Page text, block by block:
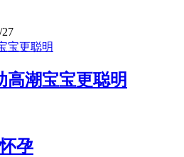
27
高潮宝宝更聪明
孕